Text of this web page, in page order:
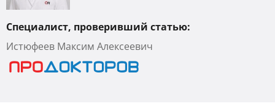
Специалист, проверивший статью:
Истюфеев Максим Алексеевич